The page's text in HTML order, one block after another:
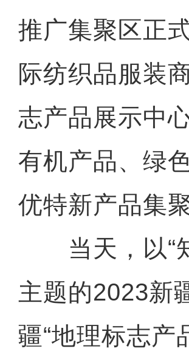
推广集聚区正
际纺织品服装
志产品展示中
有机产品、绿
优特新产品集聚
当天，以“知
主题的2023新
疆“地理标志产